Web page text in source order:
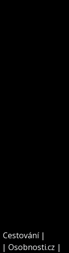
Cestování|
| Osobnosti.cz |